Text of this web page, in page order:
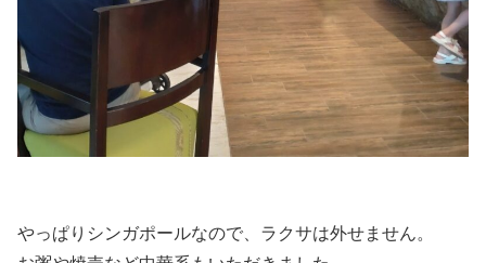
やっぱりシンガポールなので、ラクサは外せません。